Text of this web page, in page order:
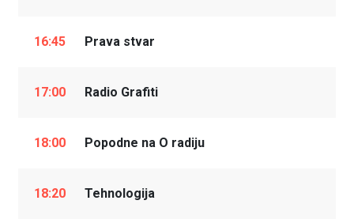
16:45 Prava stvar
17:00 Radio Grafiti
18:00 Popodne na O radiju
18:20 Tehnologija